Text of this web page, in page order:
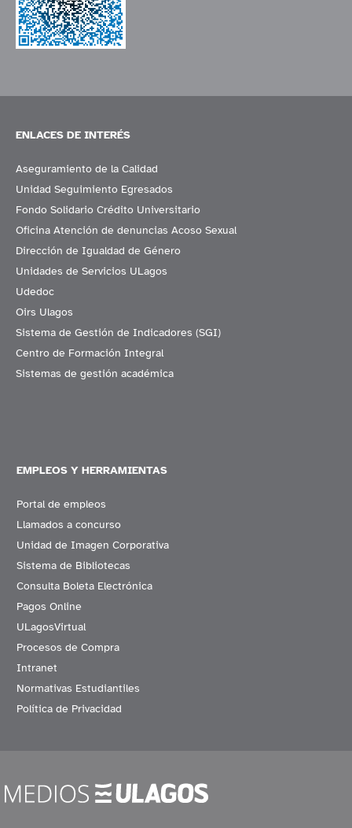
ENLACES DE INTERÉS
Aseguramiento de la Calidad
Unidad Seguimiento Egresados
Fondo Solidario Crédito Universitario
Oficina Atención de denuncias Acoso Sexual
Dirección de Igualdad de Género
Unidades de Servicios ULagos
Udedoc
Oirs Ulagos
Sistema de Gestión de Indicadores (SGI)
Centro de Formación Integral
Sistemas de gestión académica
EMPLEOS Y HERRAMIENTAS
Portal de empleos
Llamados a concurso
Unidad de Imagen Corporativa
Sistema de Bibliotecas
Consulta Boleta Electrónica
Pagos Online
ULagosVirtual
Procesos de Compra
Intranet
Normativas Estudiantiles
Política de Privacidad